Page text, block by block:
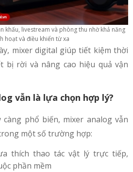
khấu, livestream và phòng thu nhờ khả năng
hoạt và điều khiển từ xa
mixer digital giúp tiết kiệm thời
bị rời và nâng cao hiệu quả vận
vẫn là lựa chọn hợp lý?
phổ biến, mixer analog vẫn
một số trường hợp:
thích thao tác vật lý trực tiếp,
phần mềm